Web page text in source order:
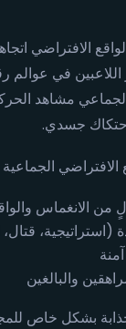
الافتراضي
اللاعبين في
مشاهد
جسدي.
الافتراضي
الانغماس
(استراتيجية،
والبالغين
بشكل خاص